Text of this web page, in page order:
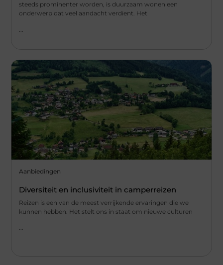
steeds prominenter worden, is duurzaam wonen een
onderwerp dat veel aandacht verdient. Het
Aanbiedingen
Diversiteit en inclusiviteit in camperreizen
Reizen is een van de meest verrijkende ervaringen die we
kunnen hebben. Het stelt ons in staat om nieuwe culturen
...